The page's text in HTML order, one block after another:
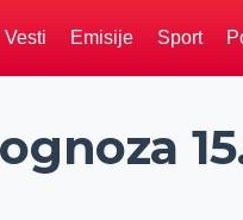
Vesti Emisije Sport